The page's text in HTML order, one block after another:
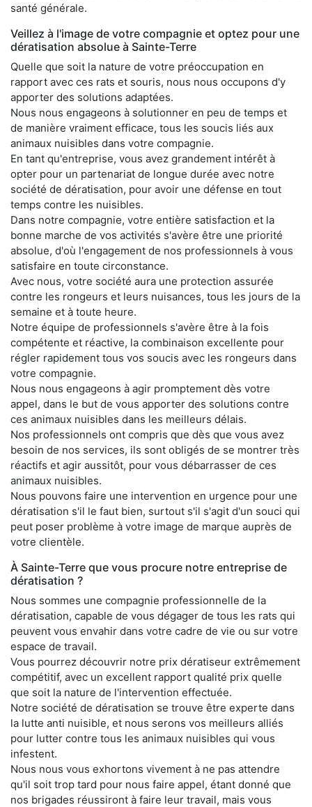
santé générale.
Veillez à l'image de votre compagnie et optez pour une
dératisation absolue à Sainte-Terre
Quelle que soit la nature de votre préoccupation en
rapport avec ces rats et souris, nous nous occupons d'y
apporter des solutions adaptées.
Nous nous engageons à solutionner en peu de temps et
de manière vraiment efficace, tous les soucis liés aux
animaux nuisibles dans votre compagnie.
En tant qu'entreprise, vous avez grandement intérêt à
opter pour un partenariat de longue durée avec notre
société de dératisation, pour avoir une défense en tout
temps contre les nuisibles.
Dans notre compagnie, votre entière satisfaction et la
bonne marche de vos activités s'avère être une priorité
absolue, d'où l'engagement de nos professionnels à vous
satisfaire en toute circonstance.
Avec nous, votre société aura une protection assurée
contre les rongeurs et leurs nuisances, tous les jours de la
semaine et à toute heure.
Notre équipe de professionnels s'avère être à la fois
compétente et réactive, la combinaison excellente pour
régler rapidement tous vos soucis avec les rongeurs dans
votre compagnie.
Nous nous engageons à agir promptement dès votre
appel, dans le but de vous apporter des solutions contre
ces animaux nuisibles dans les meilleurs délais.
Nos professionnels ont compris que dès que vous avez
besoin de nos services, ils sont obligés de se montrer très
réactifs et agir aussitôt, pour vous débarrasser de ces
animaux nuisibles.
Nous pouvons faire une intervention en urgence pour une
dératisation s'il le faut bien, surtout s'il s'agit d'un souci qui
peut poser problème à votre image de marque auprès de
votre clientèle.
À Sainte-Terre que vous procure notre entreprise de
dératisation ?
Nous sommes une compagnie professionnelle de la
dératisation, capable de vous dégager de tous les rats qui
peuvent vous envahir dans votre cadre de vie ou sur votre
espace de travail.
Vous pourrez découvrir notre prix dératiseur extrêmement
compétitif, avec un excellent rapport qualité prix quelle
que soit la nature de l'intervention effectuée.
Notre société de dératisation se trouve être experte dans
la lutte anti nuisible, et nous serons vos meilleurs alliés
pour lutter contre tous les animaux nuisibles qui vous
infestent.
Nous nous vous exhortons vivement à ne pas attendre
qu'il soit trop tard pour nous faire appel, étant donné que
nos brigades réussiront à faire leur travail, mais vous